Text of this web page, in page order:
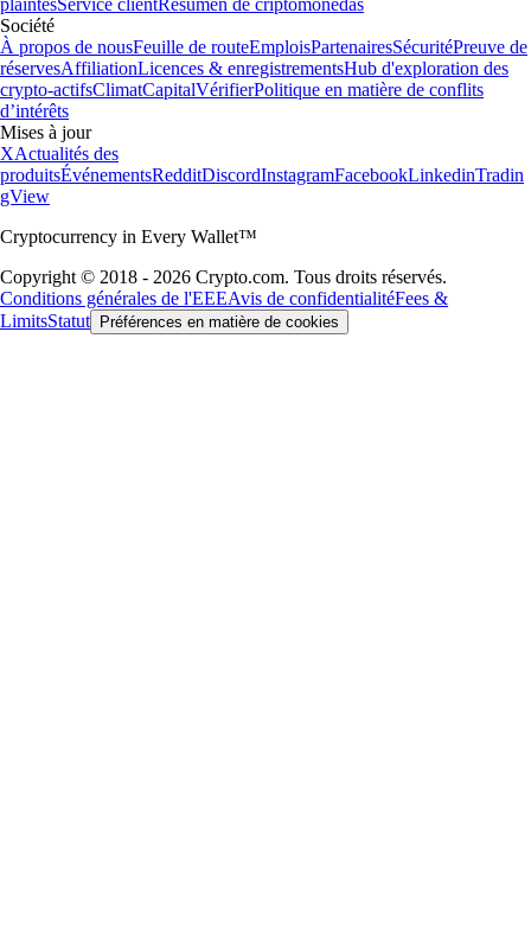
plaintesService clientResumen de criptomonedas
Société
À propos de nousFeuille de routeEmploisPartenairesSécuritéPreuve de
réservesAffiliationLicences & enregistrementsHub d'exploration des
crypto-actifsClimatCapitalVérifierPolitique en matière de conflits
d’intérêts
Mises à jour
XActualités des
produitsÉvénementsRedditDiscordInstagramFacebookLinkedinTradin
gView
Cryptocurrency in Every Wallet™
Copyright © 2018 - 2026 Crypto.com. Tous droits réservés.
Conditions générales de l'EEEAvis de confidentialitéFees &
LimitsStatut Préférences en matière de cookies